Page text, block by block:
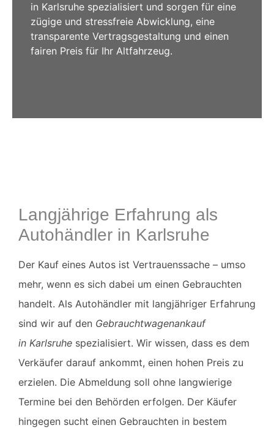
in Karlsruhe spezialisiert und sorgen für eine
zügige und stressfreie Abwicklung, eine
transparente Vertragsgestaltung und einen
fairen Preis für Ihr Altfahrzeug.
Langjährige Erfahrung als
Autohändler in Karlsruhe
Der Kauf eines Autos ist Vertrauenssache – umso
mehr, wenn es sich dabei um einen Gebrauchten
handelt. Als Autohändler mit langjähriger Erfahrung
sind wir auf den Gebrauchtwagenankauf
in Karlsruhe spezialisiert. Wir wissen, dass es dem
Verkäufer darauf ankommt, einen hohen Preis zu
erzielen. Die Abmeldung soll ohne langwierige
Termine bei den Behörden erfolgen. Der Käufer
hingegen sucht einen Gebrauchten in bestem